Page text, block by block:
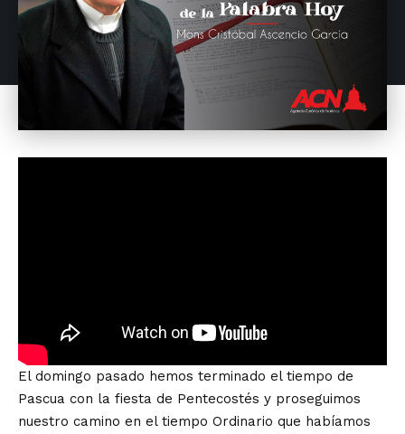
El domingo pasado hemos terminado el tiempo de
Pascua con la fiesta de Pentecostés y proseguimos
nuestro camino en el tiempo Ordinario que habíamos